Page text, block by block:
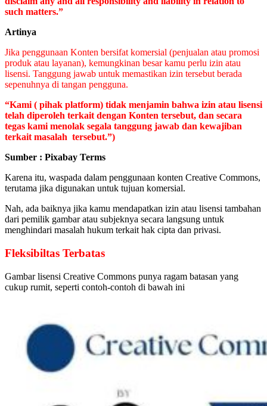
such matters.”
Artinya
Jika penggunaan Konten bersifat komersial (penjualan atau promosi
produk atau layanan), kemungkinan besar kamu perlu izin atau
lisensi. Tanggung jawab untuk memastikan izin tersebut berada
sepenuhnya di tangan pengguna.
“Kami ( pihak platform) tidak menjamin bahwa izin atau lisensi
telah diperoleh terkait dengan Konten tersebut, dan secara
tegas kami menolak segala tanggung jawab dan kewajiban
terkait masalah tersebut.”)
Sumber : Pixabay Terms
Karena itu, waspada dalam penggunaan konten Creative Commons,
terutama jika digunakan untuk tujuan komersial.
Nah, ada baiknya jika kamu mendapatkan izin atau lisensi tambahan
dari pemilik gambar atau subjeknya secara langsung untuk
menghindari masalah hukum terkait hak cipta dan privasi.
Fleksibiltas Terbatas
Gambar lisensi Creative Commons punya ragam batasan yang
cukup rumit, seperti contoh-contoh di bawah ini